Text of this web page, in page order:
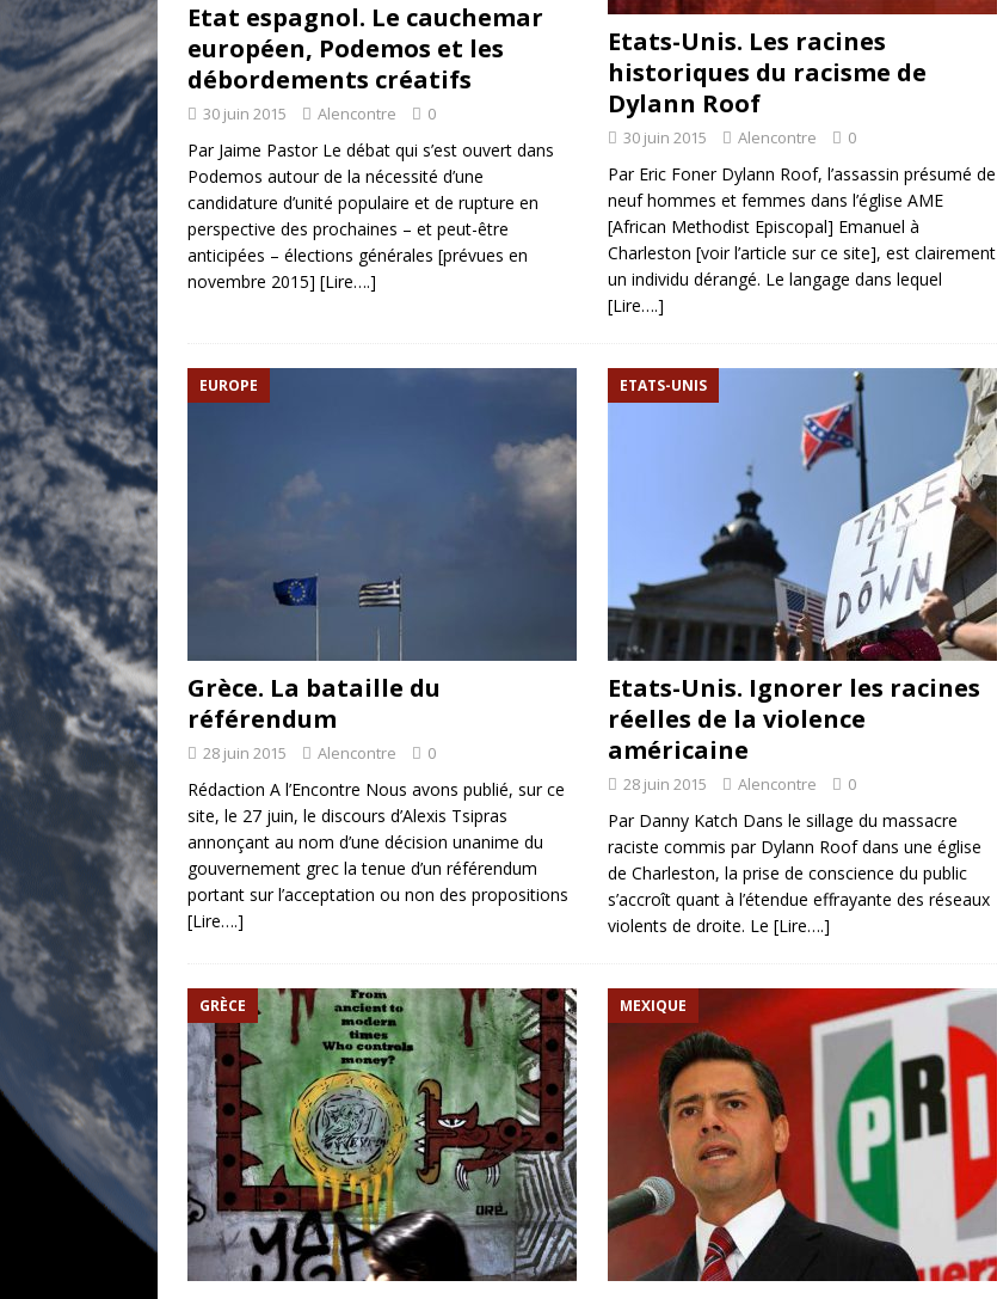
Etat espagnol. Le cauchemar
européen, Podemos et les
débordements créatifs
30 juin 2015 Alencontre 0
Par Jaime Pastor Le débat qui s’est ouvert dans
Podemos autour de la nécessité d’une
candidature d’unité populaire et de rupture en
perspective des prochaines – et peut-être
anticipées – élections générales [prévues en
novembre 2015] [Lire….]
Etats-Unis. Les racines
historiques du racisme de
Dylann Roof
30 juin 2015 Alencontre 0
Par Eric Foner Dylann Roof, l’assassin présumé de
neuf hommes et femmes dans l’église AME
[African Methodist Episcopal] Emanuel à
Charleston [voir l’article sur ce site], est clairement
un individu dérangé. Le langage dans lequel
[Lire….]
EUROPE
Grèce. La bataille du
référendum
28 juin 2015 Alencontre 0
Rédaction A l’Encontre Nous avons publié, sur ce
site, le 27 juin, le discours d’Alexis Tsipras
annonçant au nom d’une décision unanime du
gouvernement grec la tenue d’un référendum
portant sur l’acceptation ou non des propositions
[Lire….]
ETATS-UNIS
Etats-Unis. Ignorer les racines
réelles de la violence
américaine
28 juin 2015 Alencontre 0
Par Danny Katch Dans le sillage du massacre
raciste commis par Dylann Roof dans une église
de Charleston, la prise de conscience du public
s’accroît quant à l’étendue effrayante des réseaux
violents de droite. Le [Lire….]
GRÈCE MEXIQUE